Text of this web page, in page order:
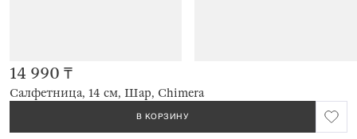
Салфетница, 14 см, Шар, Chimera
14 990 ₸
В КОРЗИНУ